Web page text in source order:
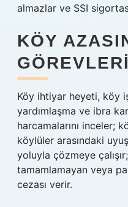
almazlar ve SSI
KÖY
Köy ihtiyar heyeti, köy
yardımlaşma ve ibra
harcamalarını inceler;
köylüler arasındaki
yoluyla çözmeye
tamamlamayan veya
cezası verir.